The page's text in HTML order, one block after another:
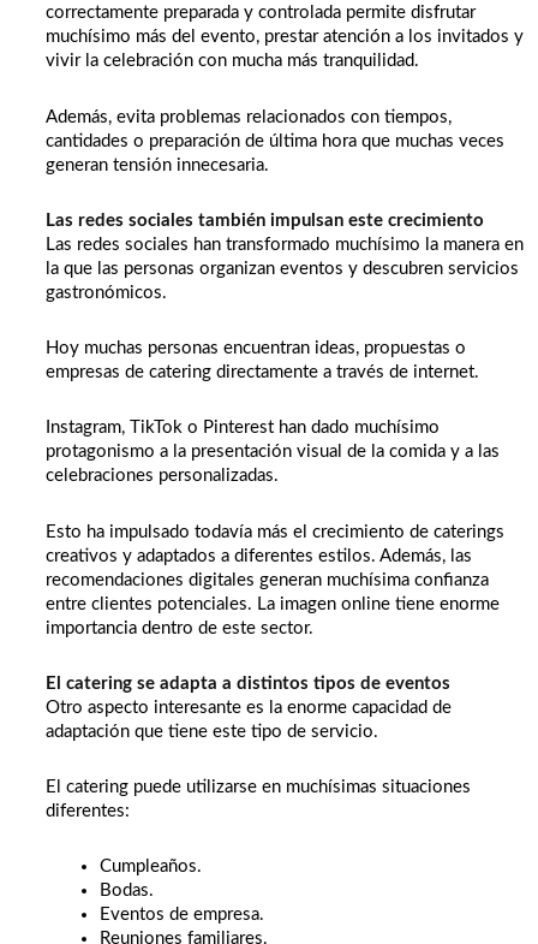
correctamente preparada y controlada permite disfrutar
muchísimo más del evento, prestar atención a los invitados y
vivir la celebración con mucha más tranquilidad.
Además, evita problemas relacionados con tiempos,
cantidades o preparación de última hora que muchas veces
generan tensión innecesaria.
Las redes sociales también impulsan este crecimiento
Las redes sociales han transformado muchísimo la manera en
la que las personas organizan eventos y descubren servicios
gastronómicos.
Hoy muchas personas encuentran ideas, propuestas o
empresas de catering directamente a través de internet.
Instagram, TikTok o Pinterest han dado muchísimo
protagonismo a la presentación visual de la comida y a las
celebraciones personalizadas.
Esto ha impulsado todavía más el crecimiento de caterings
creativos y adaptados a diferentes estilos. Además, las
recomendaciones digitales generan muchísima confianza
entre clientes potenciales. La imagen online tiene enorme
importancia dentro de este sector.
El catering se adapta a distintos tipos de eventos
Otro aspecto interesante es la enorme capacidad de
adaptación que tiene este tipo de servicio.
El catering puede utilizarse en muchísimas situaciones
diferentes:
Cumpleaños.
Bodas.
Eventos de empresa.
Reuniones familiares.